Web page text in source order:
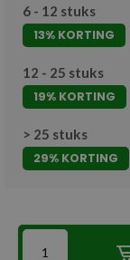
6 - 12 stuks
13% KORTING
12 - 25 stuks
19% KORTING
> 25 stuks
29% KORTING